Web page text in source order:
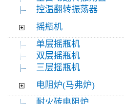
控温翻转振荡器
摇瓶机
单层摇瓶机
双层摇瓶机
三层摇瓶机
电阻炉(马弗炉)
耐火砖电阻炉